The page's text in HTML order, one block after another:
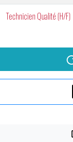
Technicien Qualité (H/F)